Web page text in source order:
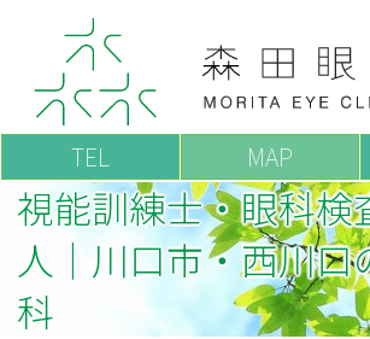
森田眼科
TEL MAP
視能訓練士・眼科検
人｜川口市・西川口
科